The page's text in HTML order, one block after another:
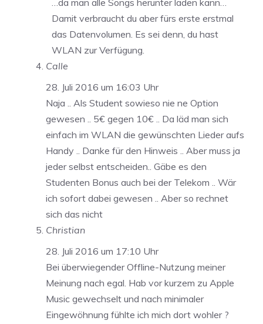
…da man alle Songs herunter laden kann…
Damit verbraucht du aber fürs erste erstmal
das Datenvolumen. Es sei denn, du hast
WLAN zur Verfügung.
Calle
28. Juli 2016 um 16:03 Uhr
Naja .. Als Student sowieso nie ne Option
gewesen .. 5€ gegen 10€ .. Da läd man sich
einfach im WLAN die gewünschten Lieder aufs
Handy .. Danke für den Hinweis .. Aber muss ja
jeder selbst entscheiden.. Gäbe es den
Studenten Bonus auch bei der Telekom .. Wär
ich sofort dabei gewesen .. Aber so rechnet
sich das nicht
Christian
28. Juli 2016 um 17:10 Uhr
Bei überwiegender Offline-Nutzung meiner
Meinung nach egal. Hab vor kurzem zu Apple
Music gewechselt und nach minimaler
Eingewöhnung fühlte ich mich dort wohler ?